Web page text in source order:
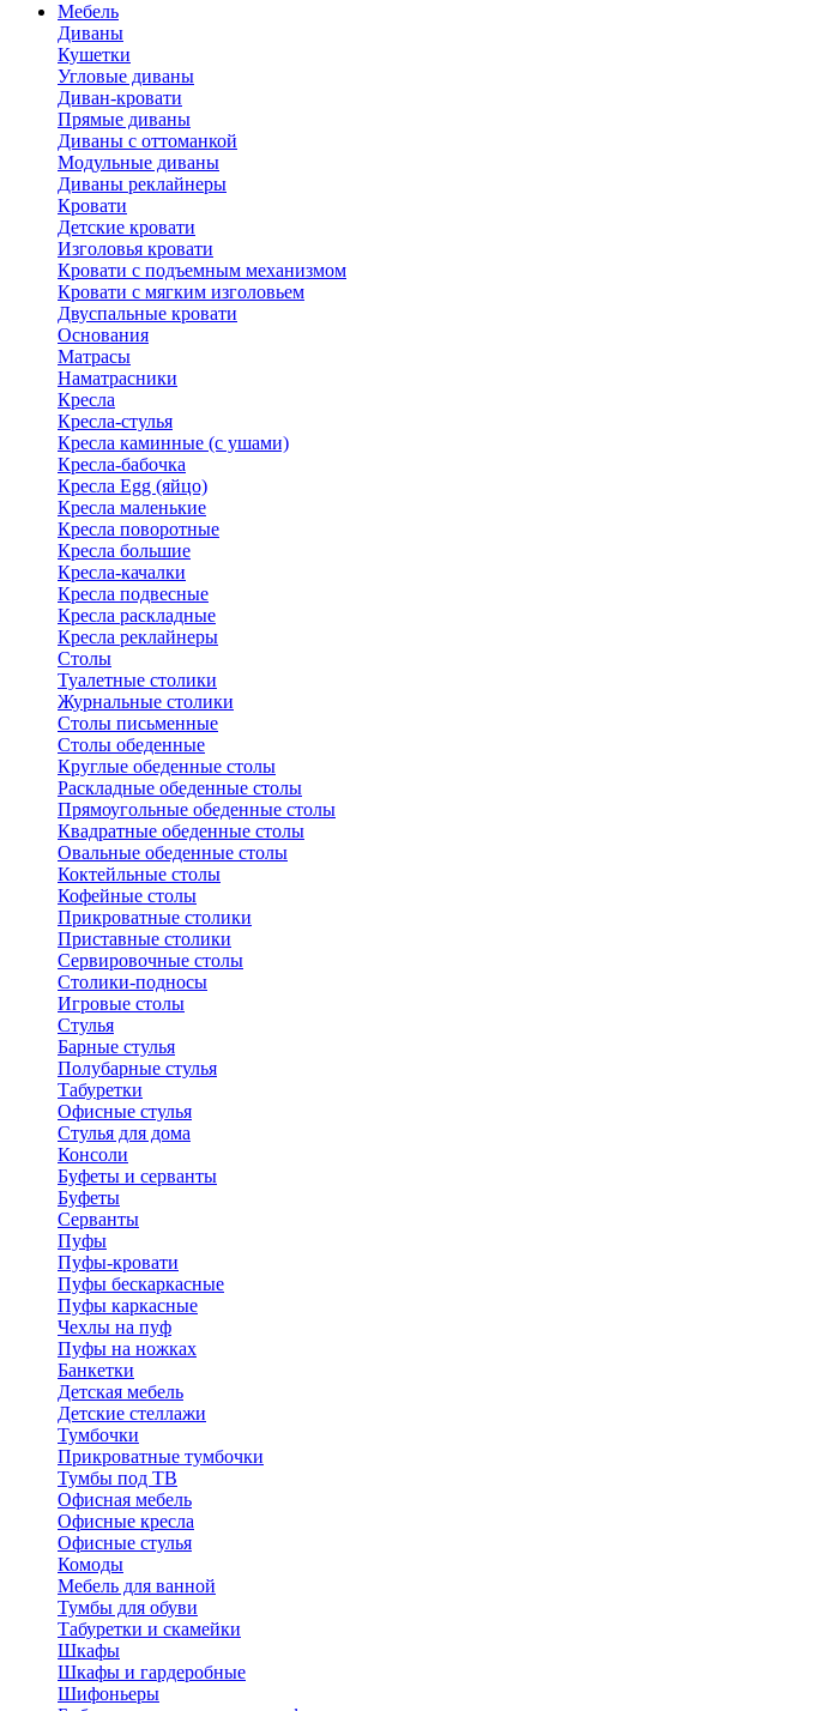
Мебель
Диваны
Кушетки
Угловые диваны
Диван-кровати
Прямые диваны
Диваны с оттоманкой
Модульные диваны
Диваны реклайнеры
Кровати
Детские кровати
Изголовья кровати
Кровати с подъемным механизмом
Кровати с мягким изголовьем
Двуспальные кровати
Основания
Матрасы
Наматрасники
Кресла
Кресла-стулья
Кресла каминные (с ушами)
Кресла-бабочка
Кресла Egg (яйцо)
Кресла маленькие
Кресла поворотные
Кресла большие
Кресла-качалки
Кресла подвесные
Кресла раскладные
Кресла реклайнеры
Столы
Туалетные столики
Журнальные столики
Столы письменные
Столы обеденные
Круглые обеденные столы
Раскладные обеденные столы
Прямоугольные обеденные столы
Квадратные обеденные столы
Овальные обеденные столы
Коктейльные столы
Кофейные столы
Прикроватные столики
Приставные столики
Сервировочные столы
Столики-подносы
Игровые столы
Стулья
Барные стулья
Полубарные стулья
Табуретки
Офисные стулья
Стулья для дома
Консоли
Буфеты и серванты
Буфеты
Серванты
Пуфы
Пуфы-кровати
Пуфы бескаркасные
Пуфы каркасные
Чехлы на пуф
Пуфы на ножках
Банкетки
Детская мебель
Детские стеллажи
Тумбочки
Прикроватные тумбочки
Тумбы под ТВ
Офисная мебель
Офисные кресла
Офисные стулья
Комоды
Мебель для ванной
Тумбы для обуви
Табуретки и скамейки
Шкафы
Шкафы и гардеробные
Шифоньеры